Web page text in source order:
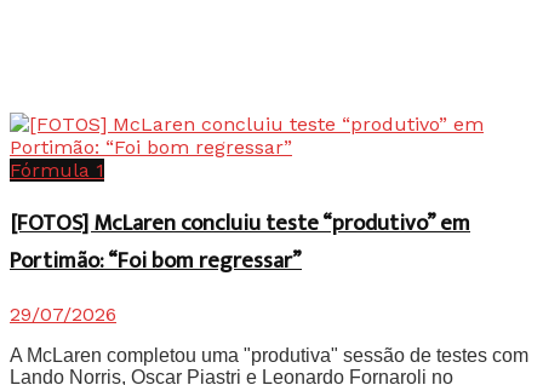
Fórmula 1
[FOTOS] McLaren concluiu teste “produtivo” em
Portimão: “Foi bom regressar”
29/07/2026
A McLaren completou uma "produtiva" sessão de testes com
Lando Norris, Oscar Piastri e Leonardo Fornaroli no